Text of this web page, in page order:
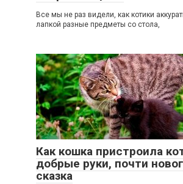
Все мы не раз видели, как котики
лапкой разные предметы со стола,
Как кошка пристроила
добрые руки, почти
сказка